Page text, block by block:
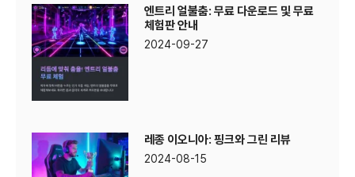
엔트리 얼불춤: 무료 다운로드 및 무료
체험판 안내
2024-09-27
레종 이오니아: 핑크와 그린 리뷰
2024-08-15